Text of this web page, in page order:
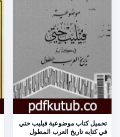
تحميل كتاب موضوعية فيليب حتي
في كتابه تاريخ العرب المطول